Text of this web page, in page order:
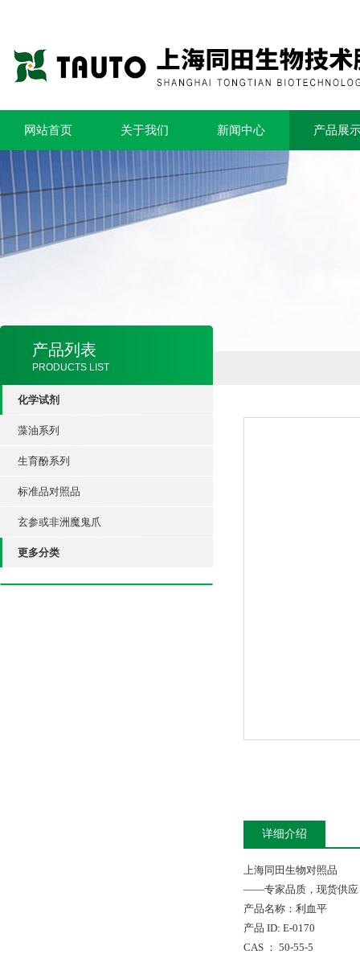
网站首页 关于我们 新闻中心 产品展
产品列表
PRODUCTS LIST
化学试剂
藻油系列
生育酚系列
标准品对照品
玄参或非洲魔鬼爪
更多分类
详细介绍
上海同田生物对照品
——专家品质，现货供应
产品名称：利血平
产品 ID: E-0170
CAS ： 50-55-5